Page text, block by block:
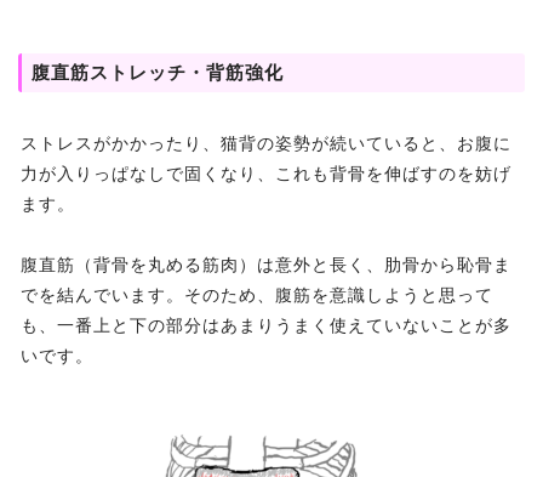
腹直筋ストレッチ・背筋強化
ストレスがかかったり、猫背の姿勢が続いていると、お腹に
力が入りっぱなしで固くなり、これも背骨を伸ばすのを妨げ
ます。
腹直筋（背骨を丸める筋肉）は意外と長く、肋骨から恥骨ま
でを結んでいます。そのため、腹筋を意識しようと思って
も、一番上と下の部分はあまりうまく使えていないことが多
いです。